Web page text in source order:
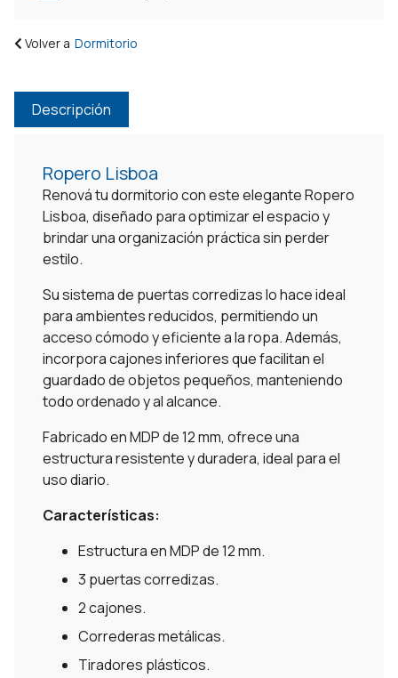
Volver a Dormitorio
Descripción
Ropero Lisboa
Renová tu dormitorio con este elegante Ropero
Lisboa, diseñado para optimizar el espacio y
brindar una organización práctica sin perder
estilo.
Su sistema de puertas corredizas lo hace ideal
para ambientes reducidos, permitiendo un
acceso cómodo y eficiente a la ropa. Además,
incorpora cajones inferiores que facilitan el
guardado de objetos pequeños, manteniendo
todo ordenado y al alcance.
Fabricado en MDP de 12 mm, ofrece una
estructura resistente y duradera, ideal para el
uso diario.
Características:
Estructura en MDP de 12 mm.
3 puertas corredizas.
2 cajones.
Correderas metálicas.
Tiradores plásticos.